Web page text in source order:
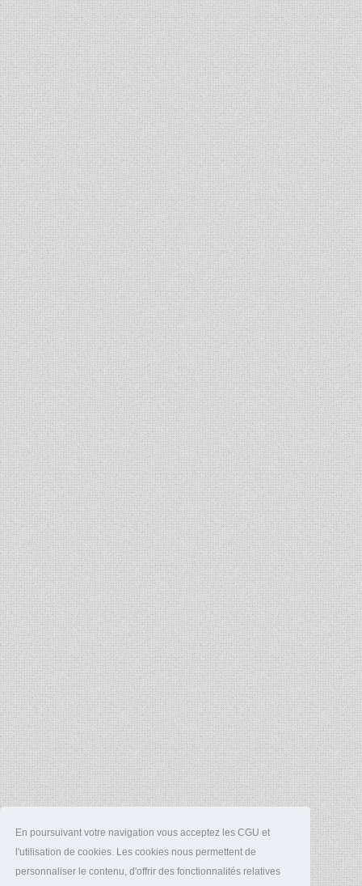
En poursuivant votre navigation vous acceptez les CGU et
l'utilisation de cookies. Les cookies nous permettent de
personnaliser le contenu, d'offrir des fonctionnalités relatives